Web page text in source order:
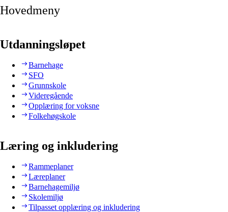
Hovedmeny
Utdanningsløpet
Barnehage
SFO
Grunnskole
Videregående
Opplæring for voksne
Folkehøgskole
Læring og inkludering
Rammeplaner
Læreplaner
Barnehagemiljø
Skolemiljø
Tilpasset opplæring og inkludering